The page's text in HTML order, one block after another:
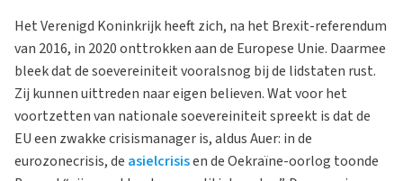
Het Verenigd Koninkrijk heeft zich, na het Brexit-referendum
van 2016, in 2020 onttrokken aan de Europese Unie. Daarmee
bleek dat de soevereiniteit vooralsnog bij de lidstaten rust.
Zij kunnen uittreden naar eigen believen. Wat voor het
voortzetten van nationale soevereiniteit spreekt is dat de
EU een zwakke crisismanager is, aldus Auer: in de
eurozonecrisis, de asielcrisisen de Oekraïne-oorlog toonde